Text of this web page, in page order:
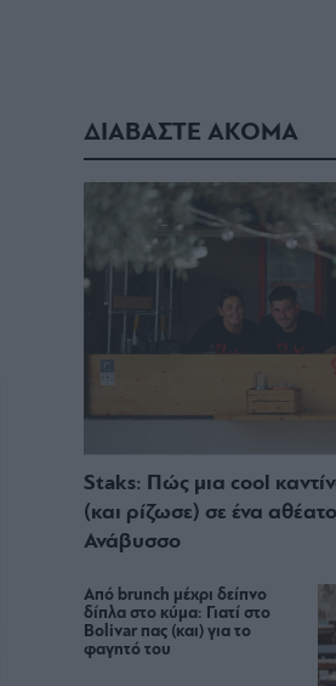
ΔΙΑΒΑΣΤΕ ΑΚΟΜΑ
Staks: Πώς μια cool
(και ρίζωσε) σε ένα
Ανάβυσσο
Από brunch μέχρι δείπνο
δίπλα στο κύμα: Γιατί στο
Bolivar πας (και) για το
φαγητό του